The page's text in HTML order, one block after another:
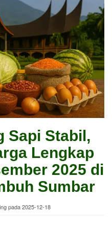
Sapi Stabil,
Lengkap
2025 di
Sumbar
pada2025-12-18